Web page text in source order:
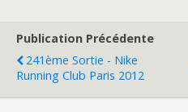
Publication Précédente
241ème Sortie - Nike
Running Club Paris 2012